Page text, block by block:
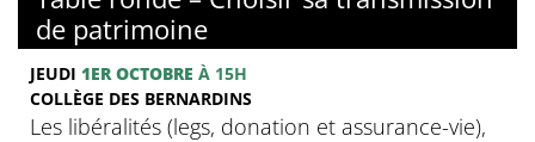
de patrimoine
JEUDI 1ER OCTOBRE À 15H
COLLÈGE DES BERNARDINS
Les libéralités (legs, donation et assurance-vie),